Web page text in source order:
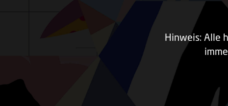
Hinweis: Alle